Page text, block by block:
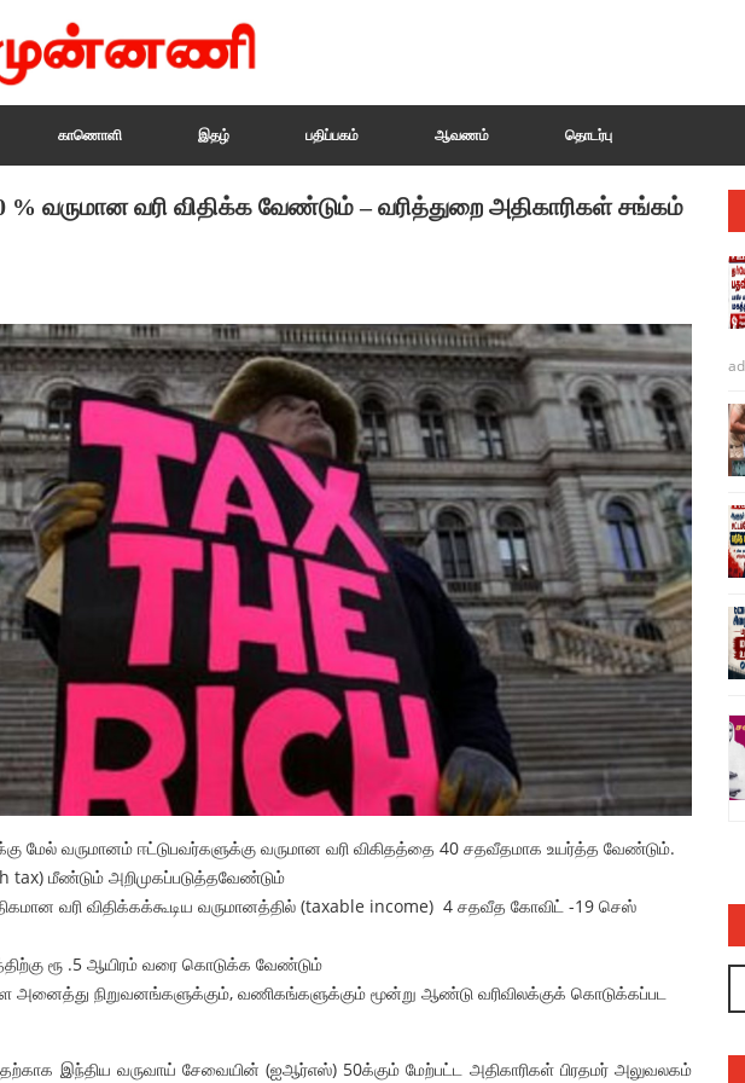
காணொளி இதழ் பதிப்பகம் ஆவணம் தொடர்பு
வருமான வரி விதிக்க வேண்டும் – வரித்துறை அதிகாரிகள் சங்கம்
மேல் வருமானம் ஈட்டுபவர்களுக்கு வருமான வரி விகிதத்தை 40 சதவீதமாக உயர்த்த வேண்டும்.
tax) மீண்டும் அறிமுகப்படுத்தவேண்டும்
வரி விதிக்கக்கூடிய வருமானத்தில் (taxable income) 4 சதவீத கோவிட் -19 செஸ்
ரூ .5 ஆயிரம் வரை கொடுக்க வேண்டும்
அனைத்து நிறுவனங்களுக்கும், வணிகங்களுக்கும் மூன்று ஆண்டு வரிவிலக்குக் கொடுக்கப்பட
இந்திய வருவாய் சேவையின் (ஐஆர்எஸ்) 50க்கும் மேற்பட்ட அதிகாரிகள் பிரதமர் அலுவலகம்
பாசிச எதிர்ப்பு! செயலில் பாயாசம்
13 May 2026
சனாதனத்திற்கு எதிரான வள்ளலார் ஆளுநர்
ரவியின் பொய்யும் புனைசுருட்டும் – அருண்
நெடுஞ்செழியன்
admin 03 Jul 2023